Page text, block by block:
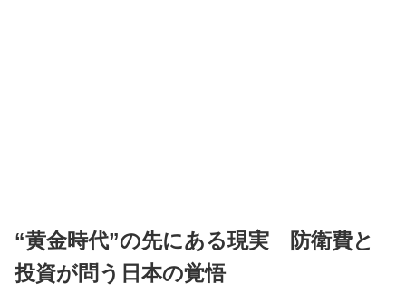
“黄金時代”の先にある現実 防衛費と
投資が問う日本の覚悟